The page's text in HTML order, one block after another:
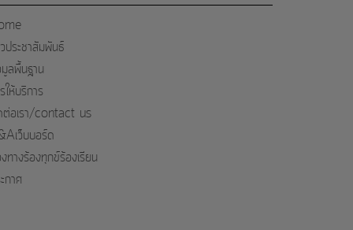
ประชาสัมพันธ์
ลพื้นฐาน
ให้บริการ
อเรา/contact us
เว็บบอร์ด
ทางร้องทุกข์ร้องเรียน
กาศ